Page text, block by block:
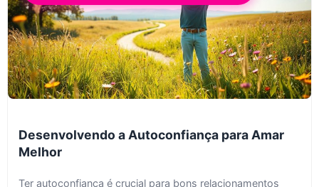
Desenvolvendo a Autoconfiança para Amar
Melhor
Ter autoconfiança é crucial para bons relacionamentos